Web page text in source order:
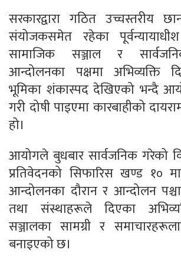
सरकारद्वारा गठित उच्चस्तरीय
संयोजकसमेत रहेका
सामाजिक सञ्जाल र
आन्दोलनका पक्षमा अभिव्यक्ति
भूमिका शंकास्पद देखिएको भन्दै
गरी दोषी पाइएमा कारबाहीको
हो।
आयोगले बुधबार सार्वजनिक गरेको
प्रतिवेदनको सिफारिस खण्ड १०
आन्दोलनका दौरान र आन्दोलन
तथा संस्थाहरूले दिएका
सञ्जालका सामग्री र
बनाइएको छ।